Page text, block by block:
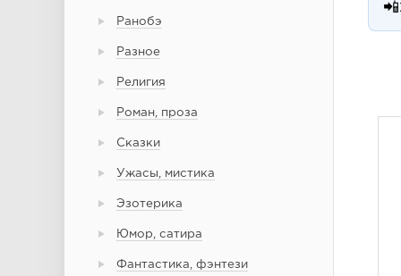
Ранобэ
Разное
Религия
Роман, проза
Сказки
Ужасы, мистика
Эзотерика
Юмор, сатира
Фантастика, фэнтези
📲